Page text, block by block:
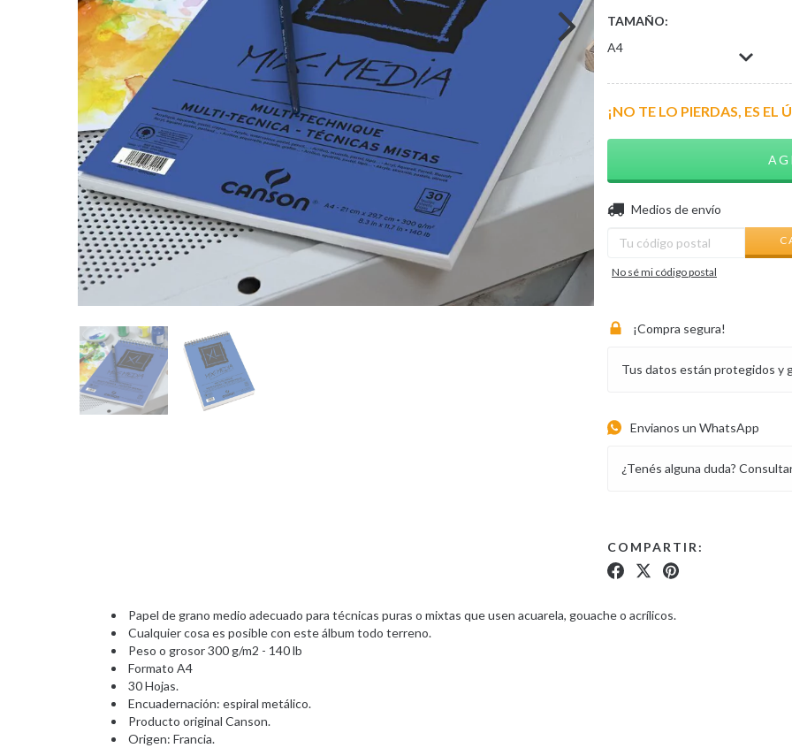
TAMAÑO:
A4
¡NO TE LO PIERDAS, ES EL
Entregas para el CP:
Medios de envío
No sé mi código postal
¡Compra segura!
Tus datos están protegidos y
Envianos un WhatsApp
¿Tenés alguna duda?
COMPARTIR:
Papel de grano medio adecuado para técnicas puras o mixtas que usen acuarela, gouache o acrílicos.
Cualquier cosa es posible con este álbum todo terreno.
Peso o grosor 300 g/m2 - 140 lb
Formato A4
30 Hojas.
Encuadernación: espiral metálico.
Producto original Canson.
Origen: Francia.